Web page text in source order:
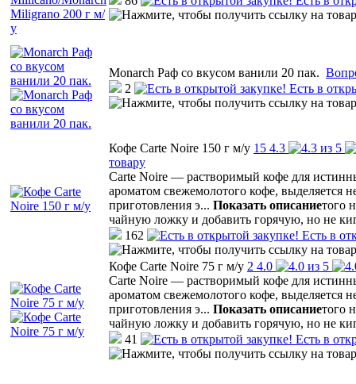
Monarch Раф со вкусом ванили 20 пак.
2
Есть в
Кофе Carte Noire 150 г м/у 15 4.3
товару
Carte Noire — растворимый кофе для
ароматом свежемолотого кофе, выделяется
приготовления э... Показать описаниетого
чайную ложку и добавить горячую, но не
162
Есть в
Кофе Carte Noire 75 г м/у 2 4.0
Carte Noire — растворимый кофе для
ароматом свежемолотого кофе, выделяется
приготовления э... Показать описаниетого
чайную ложку и добавить горячую, но не
41
Есть в